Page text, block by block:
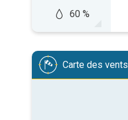
60 %
Carte des vents